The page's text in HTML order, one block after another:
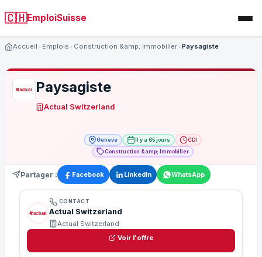
🇨🇭EmploiSuisse
Accueil Emplois Construction &amp; Immobilier Paysagiste
Paysagiste
Actual Switzerland
Genève Il y a 65 jours
CDI
Construction &amp; Immobilier
Partager : Facebook LinkedIn WhatsApp
CONTACT
Actual Switzerland
Actual Switzerland
Voir l'offre